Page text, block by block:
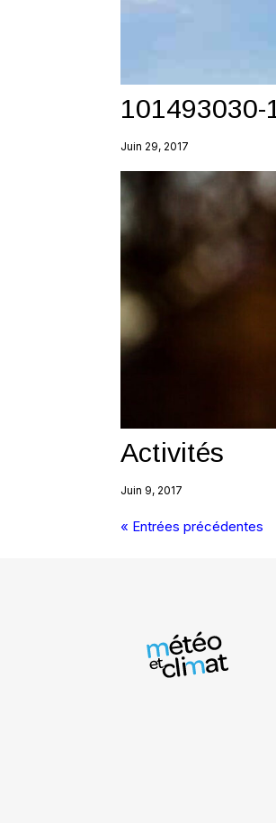
101493030-1
Juin 29, 2017
Activités
Juin 9, 2017
« Entrées précédentes